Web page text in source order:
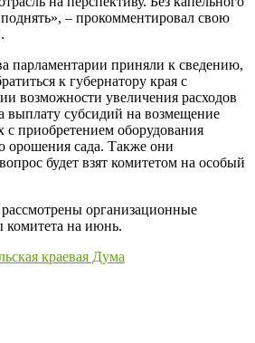
– прокомментировал свою
парламентарии приняли к сведению,
к губернатору края с
возможности увеличения расходов
выплату субсидий на возмещение
с приобретением оборудования
орошения сада. Также они
будет взят комитетом на особый
организационные
комитета на июнь.
краевая Дума